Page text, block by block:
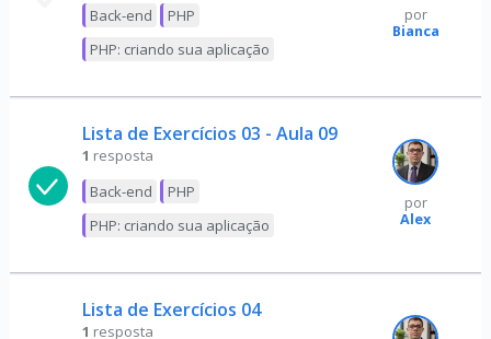
Back-end
PHP
PHP: criando sua aplicação
por
Bianca
Lista de Exercícios 03 - Aula 09
1 resposta
Back-end
PHP
PHP: criando sua aplicação
por
Alex
Lista de Exercícios 04
1 resposta